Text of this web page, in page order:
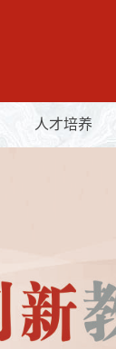
人才培养